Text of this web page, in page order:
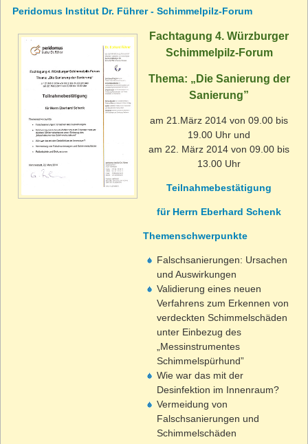
Peridomus Institut Dr. Führer - Schimmelpilz-Forum
Fachtagung 4. Würzburger
Schimmelpilz-Forum
Thema: „Die Sanierung der
Sanierung”
am 21.März 2014 von 09.00 bis
19.00 Uhr und
am 22. März 2014 von 09.00 bis
13.00 Uhr
Teilnahmebestätigung
für Herrn Eberhard Schenk
Themenschwerpunkte
Falschsanierungen: Ursachen
und Auswirkungen
Validierung eines neuen
Verfahrens zum Erkennen von
verdeckten Schimmelschäden
unter Einbezug des
„Messinstrumentes
Schimmelspürhund”
Wie war das mit der
Desinfektion im Innenraum?
Vermeidung von
Falschsanierungen und
Schimmelschäden